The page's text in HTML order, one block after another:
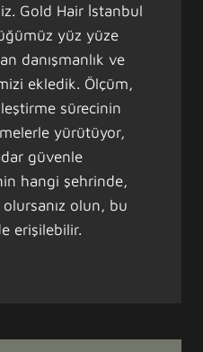
Gold Hair İstanbul
yüz yüze
danışmanlık ve
ekledik. Ölçüm,
sürecinin
yürütüyor,
güvenle
hangi şehrinde,
olun, bu
erişilebilir.